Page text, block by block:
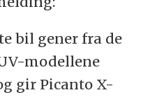
bil gener fra de
modellene
gir Picanto X-